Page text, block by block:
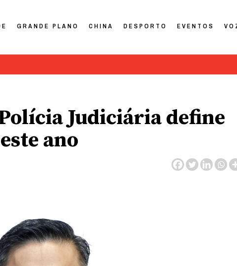
GRANDE PLANO CHINA DESPORTO EVENTOS
Judiciária define
ano